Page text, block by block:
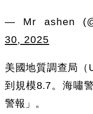
— Mr ashen
30, 2025
美國地質調查局（
到規模8.7。海嘯
警報」。